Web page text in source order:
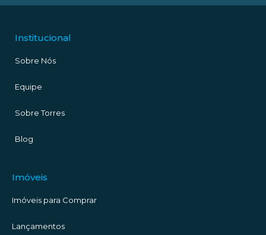
Institucional
Sobre Nós
Equipe
Sobre Torres
Blog
Imóveis
Imóveis para Comprar
Lançamentos